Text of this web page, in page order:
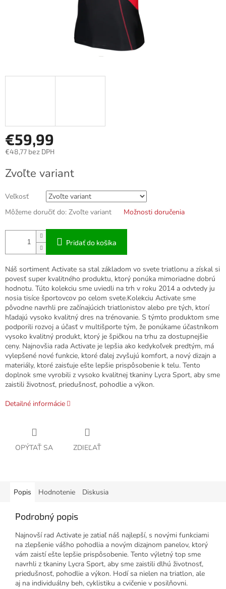
€59,99
€48,77 bez DPH
cena:
Zvoľte variant
Veľkosť
Môžeme doručiť do: Zvoľte variant Možnosti doručenia
Pridať do košíka
Náš sortiment Activate sa stal základom vo svete triatlonu a získal si
povesť super kvalitného produktu, ktorý ponúka mimoriadne dobrú
hodnotu. Túto kolekciu sme uviedli na trh v roku 2014 a odvtedy ju
nosia tisíce športovcov po celom svete.Kolekciu Activate sme
pôvodne navrhli pre začínajúcich triatlonistov alebo pre tých, ktorí
hľadajú vysoko kvalitný dres na trénovanie. S týmto produktom sme
podporili rozvoj a účasť v multišporte tým, že ponúkame účastníkom
vysoko kvalitný produkt, ktorý je špičkou na trhu za dostupnejšie
ceny. Najnovšia rada Activate je lepšia ako kedykoľvek predtým, má
vylepšené nové funkcie, ktoré ďalej zvyšujú komfort, a nový dizajn a
materiály, ktoré zaisťuje ešte lepšie prispôsobenie k telu. Tento
doplnok sme vyrobili z vysoko kvalitnej tkaniny Lycra Sport, aby sme
zaistili životnosť, priedušnosť, pohodlie a výkon.
Detailné informácie
OPÝTAŤ SA ZDIEĽAŤ
Popis Hodnotenie Diskusia
Podrobný popis
Najnovší rad Activate je zatiaľ náš najlepší, s novými funkciami
na zlepšenie vášho pohodlia a novým dizajnom panelov, ktorý
vám zaistí ešte lepšie prispôsobenie. Tento výletný top sme
navrhli z tkaniny Lycra Sport, aby sme zaistili dlhú životnosť,
priedušnosť, pohodlie a výkon. Hodí sa nielen na triatlon, ale
aj na individuálny beh, cyklistiku a cvičenie v posilňovni.